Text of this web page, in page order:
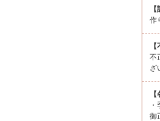
作
不
ざ
御